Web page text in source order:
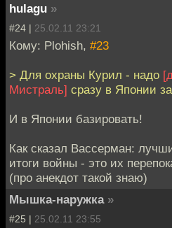
hulagu »
#24 | 25.02.11 23:21
Кому: Plohish, #23
> Для охраны Курил - надо
Мистраль] сразу в Японии
И в Японии базировать!
Как сказал Вассерман:
итоги войны - это их
(про анекдот такой знаю)
Мышка-наружка »
#25 | 25.02.11 23:55